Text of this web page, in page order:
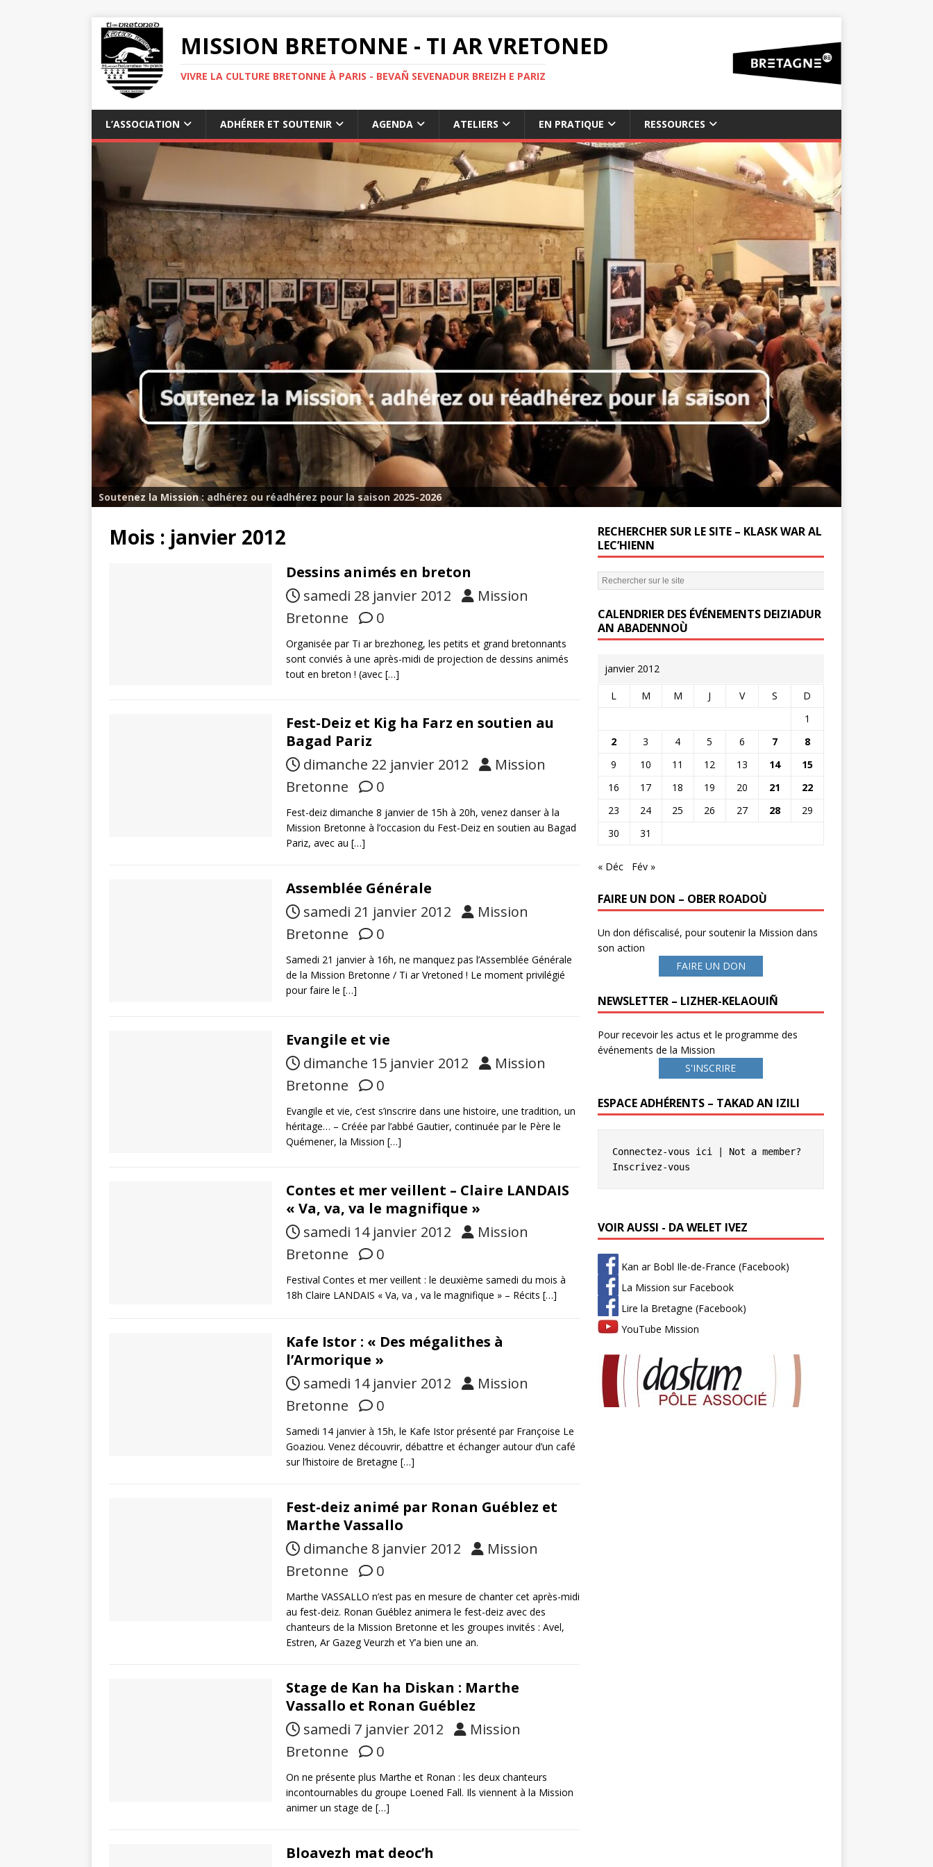
MISSION BRETONNE - TI AR VRETONED
VIVRE LA CULTURE BRETONNE À PARIS - BEVAÑ SEVENADUR BREIZH E PARIZ
L’ASSOCIATION ADHÉRER ET SOUTENIR AGENDA ATELIERS EN PRATIQUE RESSOURCES
Soutenez la Mission : adhérez ou réadhérez pour la saison 2025-2026
Mois : janvier 2012
Dessins animés en breton
samedi 28 janvier 2012
Mission
Bretonne
0
Organisée par Ti ar brezhoneg, les petits et grand bretonnants
sont conviés à une après-midi de projection de dessins animés
tout en breton ! (avec […]
Fest-Deiz et Kig ha Farz en soutien au
Bagad Pariz
dimanche 22 janvier 2012
Mission
Bretonne
0
Fest-deiz dimanche 8 janvier de 15h à 20h, venez danser à la
Mission Bretonne à l’occasion du Fest-Deiz en soutien au Bagad
Pariz, avec au […]
Assemblée Générale
samedi 21 janvier 2012
Mission
Bretonne
0
Samedi 21 janvier à 16h, ne manquez pas l’Assemblée Générale
de la Mission Bretonne / Ti ar Vretoned ! Le moment privilégié
pour faire le […]
Evangile et vie
dimanche 15 janvier 2012
Mission
Bretonne
0
Evangile et vie, c’est s’inscrire dans une histoire, une tradition, un
héritage… – Créée par l’abbé Gautier, continuée par le Père le
Quémener, la Mission […]
Contes et mer veillent – Claire LANDAIS
« Va, va, va le magnifique »
samedi 14 janvier 2012
Mission
Bretonne
0
Festival Contes et mer veillent : le deuxième samedi du mois à
18h Claire LANDAIS « Va, va , va le magnifique » – Récits […]
Kafe Istor : « Des mégalithes à
l’Armorique »
samedi 14 janvier 2012
Mission
Bretonne
0
Samedi 14 janvier à 15h, le Kafe Istor présenté par Françoise Le
Goaziou. Venez découvrir, débattre et échanger autour d’un café
sur l’histoire de Bretagne […]
Fest-deiz animé par Ronan Guéblez et
Marthe Vassallo
dimanche 8 janvier 2012
Mission
Bretonne
0
Marthe VASSALLO n’est pas en mesure de chanter cet après-midi
au fest-deiz. Ronan Guéblez animera le fest-deiz avec des
chanteurs de la Mission Bretonne et les groupes invités : Avel,
Estren, Ar Gazeg Veurzh et Y’a bien une an.
Stage de Kan ha Diskan : Marthe
Vassallo et Ronan Guéblez
samedi 7 janvier 2012
Mission
Bretonne
0
On ne présente plus Marthe et Ronan : les deux chanteurs
incontournables du groupe Loened Fall. Ils viennent à la Mission
animer un stage de […]
Bloavezh mat deoc’h
RECHERCHER SUR LE SITE – KLASK WAR AL
LEC’HIENN
CALENDRIER DES ÉVÉNEMENTS DEIZIADUR
AN ABADENNOÙ
janvier 2012
L M M J V S
D
1
2
3 4 5 6 7
8
9
10 11 12 13 14
15
16
17 18 19 20 21
22
23
24 25 26 27 28
29
30
31
« Déc Fév »
FAIRE UN DON – OBER ROADOÙ
Un don défiscalisé, pour soutenir la Mission dans
son action
FAIRE UN DON
NEWSLETTER – LIZHER-KELAOUIÑ
Pour recevoir les actus et le programme des
événements de la Mission
S'INSCRIRE
ESPACE ADHÉRENTS – TAKAD AN IZILI
Connectez-vous ici
Inscrivez-vous
VOIR AUSSI - DA WELET IVEZ
Kan ar Bobl Ile-de-France (Facebook)
La Mission sur Facebook
Lire la Bretagne (Facebook)
YouTube Mission